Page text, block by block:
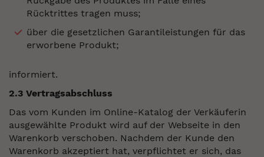
Rücktrittes tragen muss;
über die gesetzlichen Garantileistungen für das
erworbene Produkt;
informiert.
2.3 Vertragsabschluss
Das vom Kunden im Online-Katalog der Verkäuferin
ausgewählte Produkt wird auf der Webseite in den
Warenkorb verschoben. Nachdem der Kunde den
Warenkorb akzeptiert hat, verpflichtet er sich, das